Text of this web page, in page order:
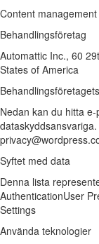
Content
Behandlingsföretag
Automattic Inc., 60
States of America
Nedan kan du hitta
dataskyddsansvariga.
Syftet med data
Denna lista
AuthenticationUser
Settings
Använda teknologier